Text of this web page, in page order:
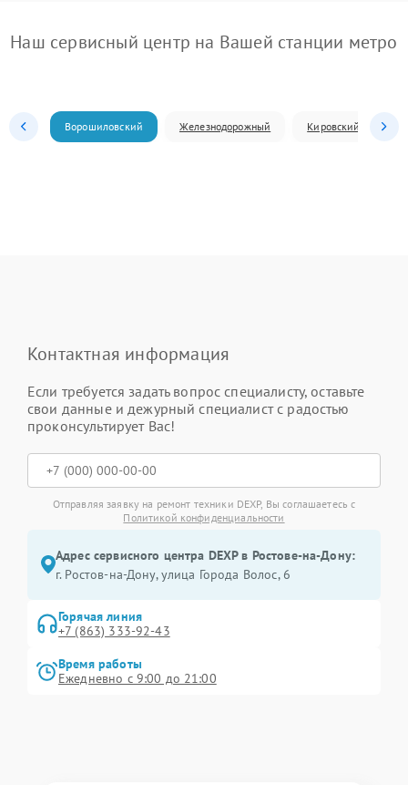
Наш сервисный центр на Вашей станции метро
Ворошиловский Железнодорожный Кировский
Контактная информация
Если требуется задать вопрос специалисту, оставьте
свои данные и дежурный специалист с радостью
проконсультирует Вас!
Отправляя заявку на ремонт техники DEXP, Вы соглашаетесь с
Политикой конфиденциальности
Адрес сервисного центра DEXP в Ростове-на-Дону:
г. Ростов-на-Дону, улица Города Волос, 6
Горячая линия
+7 (863) 333-92-43
Время работы
Ежедневно с 9:00 до 21:00